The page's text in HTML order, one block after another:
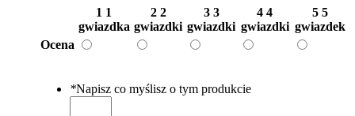
1 1
gwiazdka
2 2
gwiazdki
3 3
gwiazdki
4 4
gwiazdki
5 5
gwiazdek
Ocena
*Napisz co myślisz o tym produkcie